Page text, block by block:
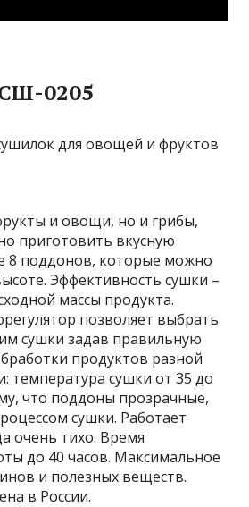
0205
и овощи, но и грибы,
приготовить вкусную
8 поддонов, которые можно
Эффективность сушки –
массы продукта.
позволяет выбрать
сушки задав правильную
продуктов разной
температура сушки от 35 до
что поддоны прозрачные,
сушки. Работает
очень тихо. Время
до 40 часов. Максимальное
и полезных веществ.
в России.